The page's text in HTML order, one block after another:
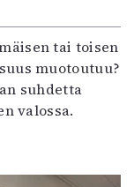
tai toisen
muotoutuu?
suhdetta
valossa.